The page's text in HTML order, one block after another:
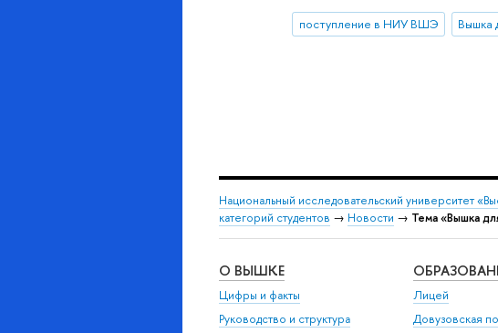
поступление в НИУ ВШЭ Вышка
Национальный исследовательский университет
категорий студентов → Новости → Тема «Вышка
О ВЫШКЕ
Цифры и факты
Руководство и структура
Лицей
Довузовская